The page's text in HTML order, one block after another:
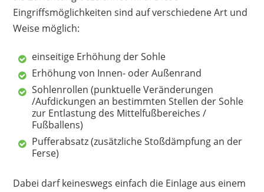
Eingriffsmöglichkeiten sind auf verschiedene Art und
Weise möglich:
einseitige Erhöhung der Sohle
Erhöhung von Innen- oder Außenrand
Sohlenrollen (punktuelle Veränderungen
/Aufdickungen an bestimmten Stellen der Sohle
zur Entlastung des Mittelfußbereiches /
Fußballens)
Pufferabsatz (zusätzliche Stoßdämpfung an der
Ferse)
Dabei darf keineswegs einfach die Einlage aus einem